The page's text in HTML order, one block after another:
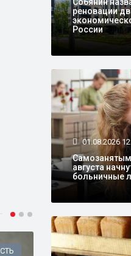
реновации
России
01.08.2026
Самозанятым
августа
больничные